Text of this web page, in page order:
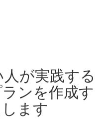
人が実践する
ンを作成す
ます